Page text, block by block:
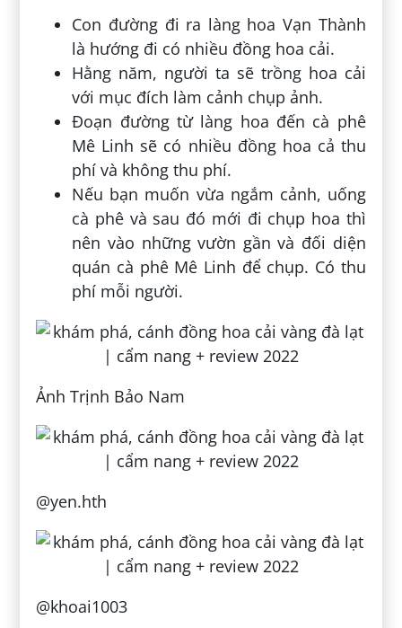
Con đường đi ra làng hoa Vạn Thành
là hướng đi có nhiều đồng hoa cải.
Hằng năm, người ta sẽ trồng hoa cải
với mục đích làm cảnh chụp ảnh.
Đoạn đường từ làng hoa đến cà phê
Mê Linh sẽ có nhiều đồng hoa cả thu
phí và không thu phí.
Nếu bạn muốn vừa ngắm cảnh, uống
cà phê và sau đó mới đi chụp hoa thì
nên vào những vườn gần và đối diện
quán cà phê Mê Linh để chụp. Có thu
phí mỗi người.
Ảnh Trịnh Bảo Nam
@yen.hth
@khoai1003